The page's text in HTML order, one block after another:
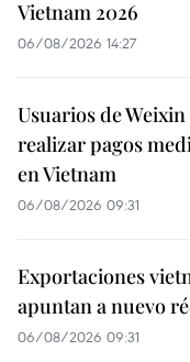
Vietnam 2026
06/08/2026 14:27
Usuarios de
realizar pagos
en Vietnam
06/08/2026 09:31
Exportaciones
apuntan a nuevo
06/08/2026 09:31